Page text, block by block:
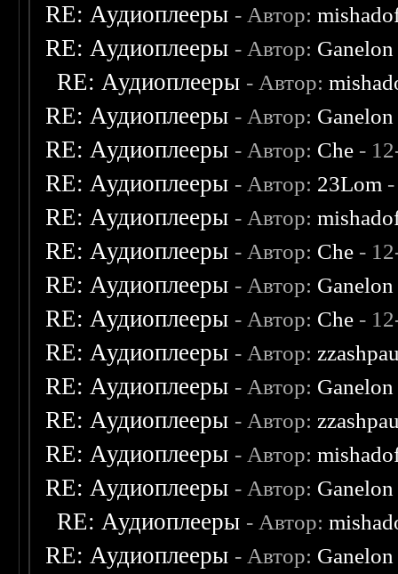
RE: Аудиоплееры - Автор:
RE: Аудиоплееры - Автор: Ganelon
RE: Аудиоплееры - Автор:
RE: Аудиоплееры - Автор: Ganelon
RE: Аудиоплееры - Автор: Che -
RE: Аудиоплееры - Автор: 23Lom
RE: Аудиоплееры - Автор:
RE: Аудиоплееры - Автор: Che -
RE: Аудиоплееры - Автор: Ganelon
RE: Аудиоплееры - Автор: Che -
RE: Аудиоплееры - Автор:
RE: Аудиоплееры - Автор: Ganelon
RE: Аудиоплееры - Автор:
RE: Аудиоплееры - Автор:
RE: Аудиоплееры - Автор: Ganelon
RE: Аудиоплееры - Автор:
RE: Аудиоплееры - Автор: Ganelon